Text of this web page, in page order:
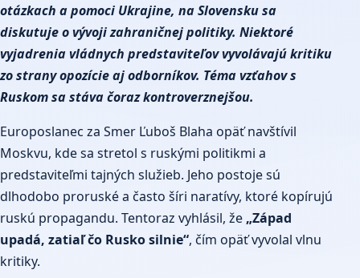
otázkach a pomoci Ukrajine, na Slovensku sa
diskutuje o vývoji zahraničnej politiky. Niektoré
vyjadrenia vládnych predstaviteľov vyvolávajú kritiku
zo strany opozície aj odborníkov. Téma vzťahov s
Ruskom sa stáva čoraz kontroverznejšou.
Europoslanec za Smer Ľuboš Blaha opäť navštívil
Moskvu, kde sa stretol s ruskými politikmi a
predstaviteľmi tajných služieb. Jeho postoje sú
dlhodobo proruské a často šíri naratívy, ktoré kopírujú
ruskú propagandu. Tentoraz vyhlásil, že „Západ
upadá, zatiaľ čo Rusko silnie“, čím opäť vyvolal vlnu
kritiky.